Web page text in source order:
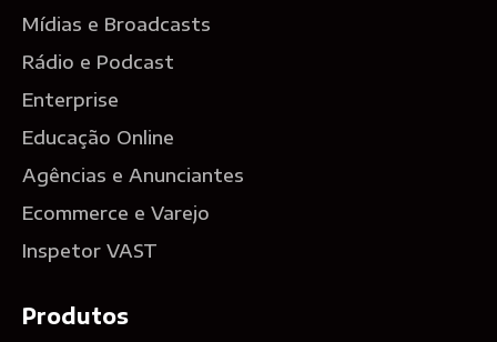
Mídias e Broadcasts
Rádio e Podcast
Enterprise
Educação Online
Agências e Anunciantes
Ecommerce e Varejo
Inspetor VAST
Produtos